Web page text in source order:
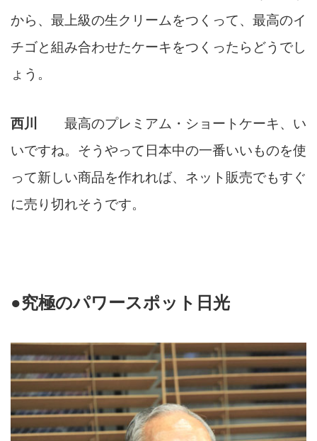
から、最上級の生クリームをつくって、最高のイ
チゴと組み合わせたケーキをつくったらどうでし
ょう。
西川 最高のプレミアム・ショートケーキ、い
いですね。そうやって日本中の一番いいものを使
って新しい商品を作れれば、ネット販売でもすぐ
に売り切れそうです。
●究極のパワースポット日光